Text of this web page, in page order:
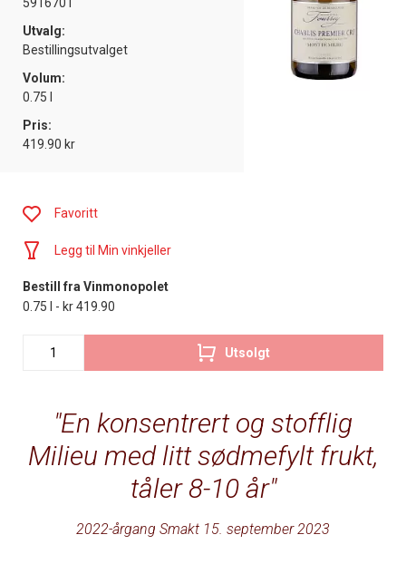
Utvalg:
Bestillingsutvalget
Volum:
0.75 l
Pris:
419.90 kr
En konsentrert og stofflig
Milieu med litt sødmefylt frukt,
tåler 8-10 år
2022-årgang Smakt 15. september 2023
Favoritt
Legg til Min vinkjeller
Bestill fra Vinmonopolet
0.75 l - kr 419.90
Utsolgt